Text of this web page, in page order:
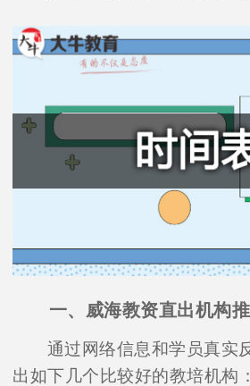
一、威海教资直出机构
通过网络信息和学员真实
出如下几个比较好的教培机构